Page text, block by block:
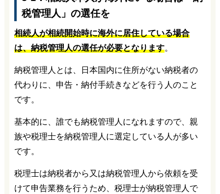
税管理人」の選任を
相続人が相続開始時に海外に居住している場合
は、納税管理人の選任が必要となります。
納税管理人とは、日本国内に住所がない納税者の
代わりに、申告・納付手続きなどを行う人のこと
です。
基本的に、誰でも納税管理人になれますので、親
族や税理士を納税管理人に選定している人が多い
です。
税理士は納税者から又は納税管理人から依頼を受
けて申告業務を行うため、税理士が納税管理人で